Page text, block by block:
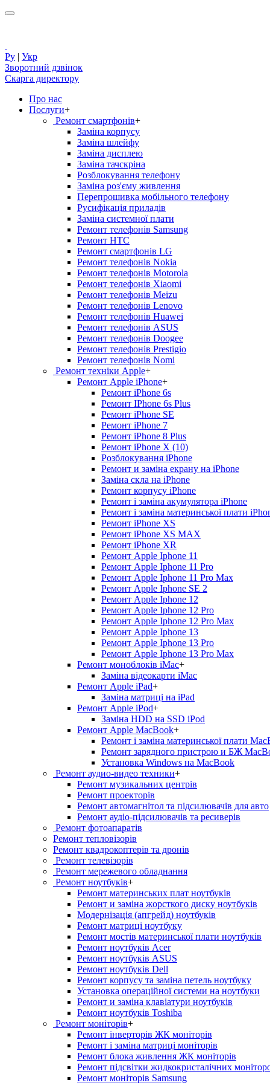
Ру | Укр
Зворотний дзвінок
Скарга директору
Про нас
Послуги+
Ремонт смартфонів+
Заміна корпусу
Заміна шлейфу
Заміна дисплею
Заміна тачскріна
Розблокування телефону
Заміна роз'єму живлення
Перепрошивка мобільного телефону
Русифікація приладів
Заміна системної плати
Ремонт телефонів Samsung
Ремонт HTC
Ремонт смартфонів LG
Ремонт телефонів Nokia
Ремонт телефонів Motorola
Ремонт телефонів Xiaomi
Ремонт телефонів Meizu
Ремонт телефонів Lenovo
Ремонт телефонів Huawei
Ремонт телефонів ASUS
Ремонт телефонів Doogee
Ремонт телефонів Prestigio
Ремонт телефонів Nomi
Ремонт техніки Apple+
Ремонт Apple iPhone+
Ремонт iPhone 6s
Ремонт IPhone 6s Plus
Ремонт iPhone SE
Ремонт iPhone 7
Ремонт iPhone 8 Plus
Ремонт iPhone X (10)
Розблокування iPhone
Ремонт и заміна екрану на iPhone
Заміна скла на iPhone
Ремонт корпусу iPhone
Ремонт і заміна акумулятора iPhone
Ремонт і заміна материнської плати
Ремонт iPhone XS
Ремонт iPhone XS MAX
Ремонт iPhone XR
Ремонт Apple Iphone 11
Ремонт Apple Iphone 11 Pro
Ремонт Apple Iphone 11 Pro Max
Ремонт Apple Iphone SE 2
Ремонт Apple Iphone 12
Ремонт Apple Iphone 12 Pro
Ремонт Apple Iphone 12 Pro Max
Ремонт Apple Iphone 13
Ремонт Apple Iphone 13 Pro
Ремонт Apple Iphone 13 Pro Max
Ремонт моноблоків iMac+
Заміна відеокарти iMac
Ремонт Apple iPad+
Заміна матриці на iPad
Ремонт Apple iPod+
Заміна HDD на SSD iPod
Ремонт Apple MacBook+
Ремонт і заміна материнської плати
Ремонт зарядного пристрою и БЖ
Установка Windows на MacBook
Ремонт аудио-видео техники+
Ремонт музикальних центрів
Ремонт проекторів
Ремонт автомагнітол та підсилювачів для авто
Ремонт аудіо-підсилювачів та ресиверів
Ремонт фотоапаратів
Ремонт тепловізорів
Ремонт квадрокоптерів та дронів
Ремонт телевізорів
Ремонт мережевого обладнання
Ремонт ноутбуків+
Ремонт материнських плат ноутбуків
Ремонт и заміна жорсткого диску ноутбуків
Модернізація (апгрейд) ноутбуків
Ремонт матриці ноутбуку
Ремонт мостів материнської плати ноутбуків
Ремонт ноутбуків Acer
Ремонт ноутбуків ASUS
Ремонт ноутбуків Dell
Ремонт корпусу та заміна петель ноутбуку
Установка операційної системи на ноутбуки
Ремонт и заміна клавіатури ноутбуків
Ремонт ноутбуків Toshiba
Ремонт моніторів+
Ремонт інверторів ЖК моніторів
Ремонт і заміна матриці моніторів
Ремонт блока живлення ЖК моніторів
Ремонт підсвітки жидкокристалічних
Ремонт моніторів Samsung